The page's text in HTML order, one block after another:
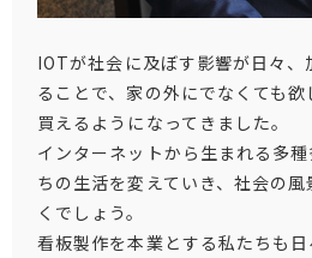
IOTが社会に及ぼす影響が日々、
ることで、家の外にでなくても
買えるようになってきました。
インターネットから生まれる多
ちの生活を変えていき、社会の
くでしょう。
看板製作を本業とする私たちも